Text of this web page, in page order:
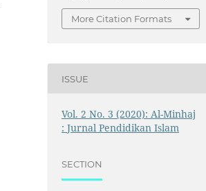
More Citation Formats
ISSUE
Vol. 2 No. 3 (2020): Al-Minhaj
: Jurnal Pendidikan Islam
SECTION